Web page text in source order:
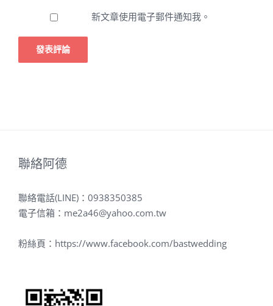
新文章使用電子郵件通知我。
聯絡阿德
聯絡電話(LINE)： 0938350385
電子信箱： me2a46@yahoo.com.tw
粉絲頁： https://www.facebook.com/bastwedding